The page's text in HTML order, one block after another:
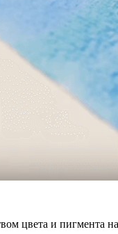
цвета и пигмента